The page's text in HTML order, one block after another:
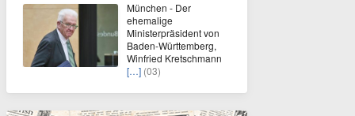
München - Der
ehemalige
Ministerpräsident von
Baden-Württemberg,
Winfried Kretschmann
[…] (03)